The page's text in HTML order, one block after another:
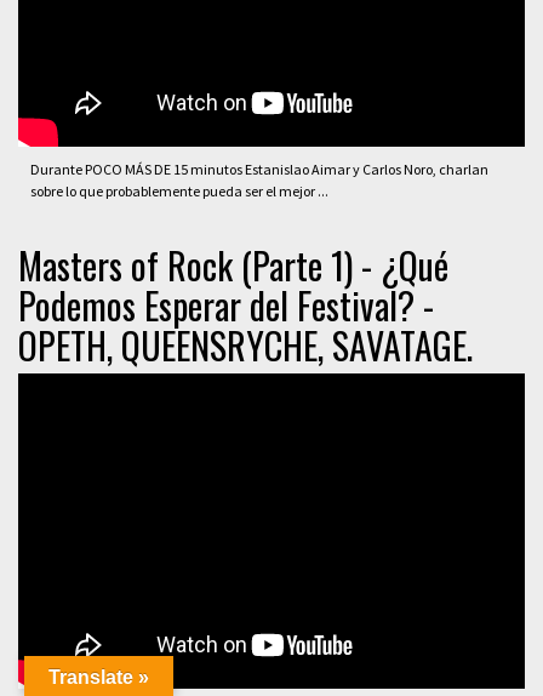
Durante POCO MÁS DE 15 minutos Estanislao Aimar y Carlos Noro, charlan
sobre lo que probablemente pueda ser el mejor ...
Masters of Rock (Parte 1) - ¿Qué
Podemos Esperar del Festival? -
OPETH, QUEENSRYCHE, SAVATAGE.
Translate »